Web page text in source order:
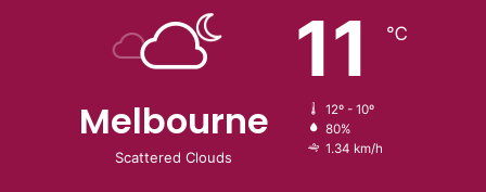
Melbourne
Scattered Clouds
11 ℃
12º - 10º
80%
1.34 km/h